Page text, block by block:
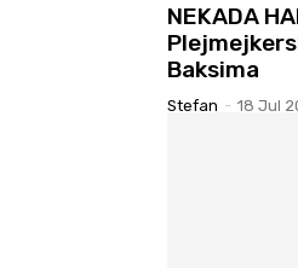
NEKADA
Baksima
Stefan - 18 Jul